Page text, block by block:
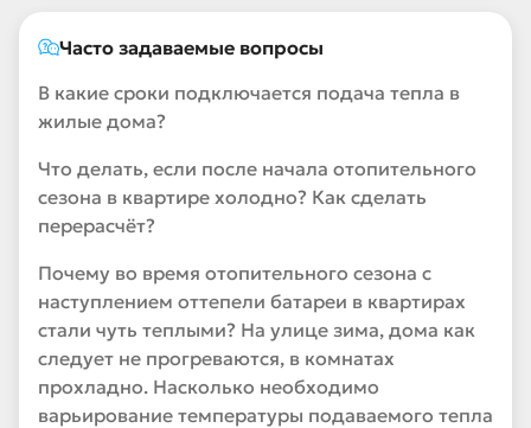
Часто задаваемые вопросы
В какие сроки подключается подача тепла в
жилые дома?
Что делать, если после начала отопительного
сезона в квартире холодно? Как сделать
перерасчёт?
Почему во время отопительного сезона с
наступлением оттепели батареи в квартирах
стали чуть теплыми? На улице зима, дома как
следует не прогреваются, в комнатах
прохладно. Насколько необходимо
варьирование температуры подаваемого тепла